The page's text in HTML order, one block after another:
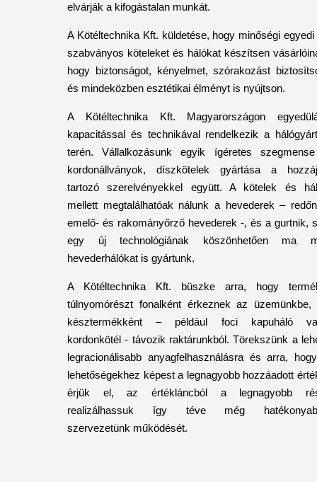
elvárják a kifogástalan munkát.
A Kötéltechnika Kft. küldetése, hogy minőségi
szabványos köteleket és hálókat készítsen
hogy biztonságot, kényelmet, szórakozást
és mindeközben esztétikai élményt is nyújtson.
A Kötéltechnika Kft. Magyarországon
kapacitással és technikával rendelkezik a
terén. Vállalkozásunk egyik ígéretes
kordonállványok, díszkötelek gyártása a
tartozó szerelvényekkel együtt. A kötelek és
mellett megtalálhatóak nálunk a hevederek –
emelő- és rakományőrző hevederek -, és a gurtnik,
egy új technológiának köszönhetően ma
hevederhálókat is gyártunk.
A Kötéltechnika Kft. büszke arra, hogy
túlnyomórészt fonalként érkeznek az üzemünkbe,
késztermékként – például foci kapuháló
kordonkötél - távozik raktárunkból. Törekszünk a
legracionálisabb anyagfelhasználásra és arra,
lehetőségekhez képest a legnagyobb hozzáadott
érjük el, az értékláncból a legnagyobb
realizálhassuk így téve még
szervezetünk működését.